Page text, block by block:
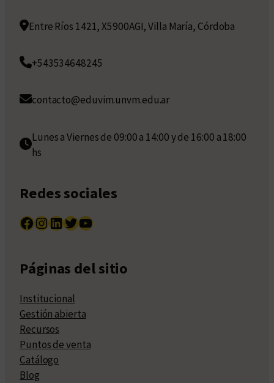
Entre Ríos 1421, X5900AGI, Villa María, Córdoba
+543534648245
contacto@eduvim.unvm.edu.ar
Lunes a Viernes de 09:00 a 14:00 y de 16:00 a 18:00
hs
Redes sociales
Facebook InstagramLinkedIn Twitter YouTube
Páginas del sitio
Institucional
Gestión abierta
Recursos
Puntos de venta
Catálogo
Blog